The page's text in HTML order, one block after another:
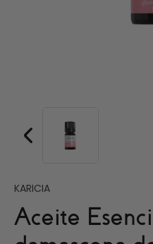
KARICIA
Aceite